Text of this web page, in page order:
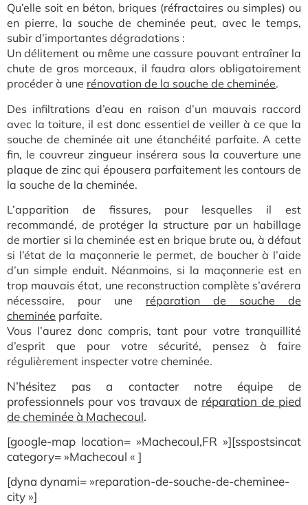
Qu’elle soit en béton, briques (réfractaires ou simples) ou
en pierre, la souche de cheminée peut, avec le temps,
subir d’importantes dégradations :
Un délitement ou même une cassure pouvant entraîner la
chute de gros morceaux, il faudra alors obligatoirement
procéder à une rénovation de la souche de cheminée.
Des infiltrations d’eau en raison d’un mauvais raccord
avec la toiture, il est donc essentiel de veiller à ce que la
souche de cheminée ait une étanchéité parfaite. A cette
fin, le couvreur zingueur insérera sous la couverture une
plaque de zinc qui épousera parfaitement les contours de
la souche de la cheminée.
L’apparition de fissures, pour lesquelles il est
recommandé, de protéger la structure par un habillage
de mortier si la cheminée est en brique brute ou, à défaut
si l’état de la maçonnerie le permet, de boucher à l’aide
d’un simple enduit. Néanmoins, si la maçonnerie est en
trop mauvais état, une reconstruction complète s’avérera
nécessaire, pour une réparation de souche de
cheminée parfaite.
Vous l’aurez donc compris, tant pour votre tranquillité
d’esprit que pour votre sécurité, pensez à faire
régulièrement inspecter votre cheminée.
N’hésitez pas a contacter notre équipe de
professionnels pour vos travaux de réparation de pied
de cheminée à Machecoul.
[google-map location= »Machecoul,FR »][sspostsincat
category= »Machecoul « ]
[dyna dynami= »reparation-de-souche-de-cheminee-
city »]